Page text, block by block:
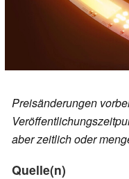
Preisänderungen
aber zeitlich oder
Quelle(n)